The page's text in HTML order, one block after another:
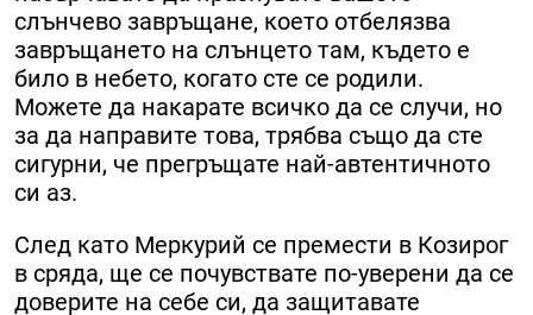
слънчево завръщане, което отбелязва
завръщането на слънцето там, където е
било в небето, когато сте се родили.
Можете да накарате всичко да се случи, но
за да направите това, трябва също да сте
сигурни, че прегръщате най-автентичното
си аз.
След като Меркурий се премести в Козирог
в сряда, ще се почувствате по-уверени да се
доверите на себе си, да защитавате